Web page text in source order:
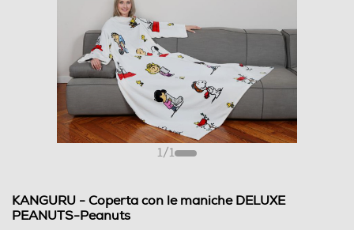
1/1
KANGURU - Coperta con le maniche DELUXE
PEANUTS-Peanuts